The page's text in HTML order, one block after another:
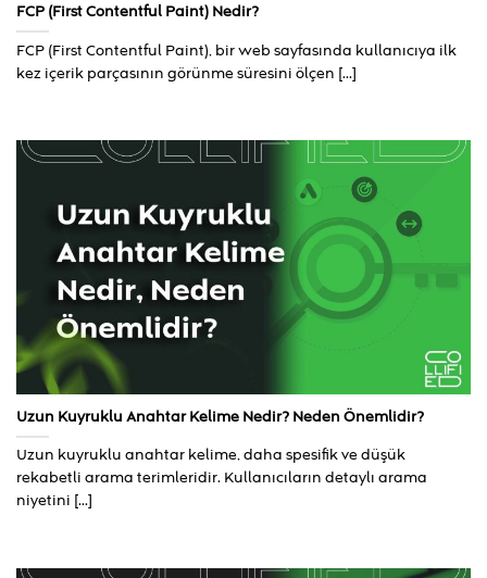
FCP (First Contentful Paint) Nedir?
FCP (First Contentful Paint), bir web sayfasında kullanıcıya ilk
kez içerik parçasının görünme süresini ölçen [...]
Uzun Kuyruklu Anahtar Kelime Nedir? Neden Önemlidir?
Uzun kuyruklu anahtar kelime, daha spesifik ve düşük
rekabetli arama terimleridir. Kullanıcıların detaylı arama
niyetini [...]